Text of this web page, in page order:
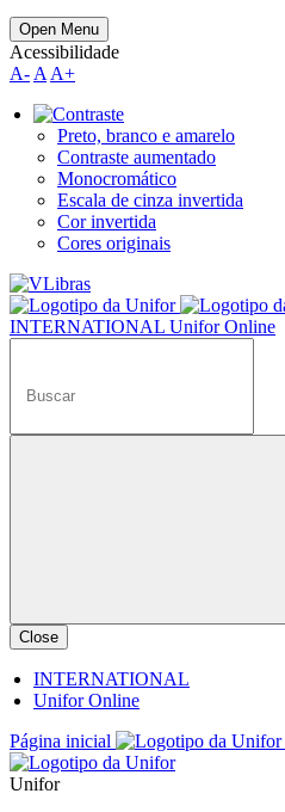
Open Menu
Acessibilidade
A- A A+
Preto, branco e amarelo
Contraste aumentado
Monocromático
Escala de cinza invertida
Cor invertida
Cores originais
INTERNATIONAL Unifor Online
Close
INTERNATIONAL
Unifor Online
Página inicial
Unifor